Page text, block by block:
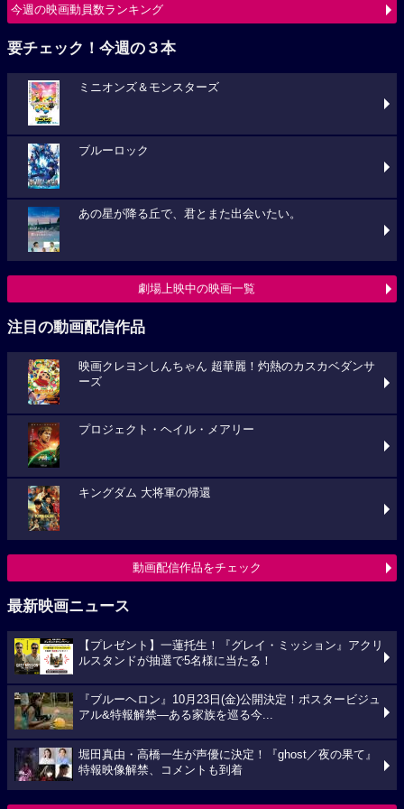
今週の映画動員数ランキング
要チェック！今週の３本
ミニオンズ＆モンスターズ
ブルーロック
あの星が降る丘で、君とまた出会いたい。
劇場上映中の映画一覧
注目の動画配信作品
映画クレヨンしんちゃん 超華麗！灼熱のカスカベダンサ
ーズ
プロジェクト・ヘイル・メアリー
キングダム 大将軍の帰還
動画配信作品をチェック
最新映画ニュース
【プレゼント】一蓮托生！『グレイ・ミッション』アクリ
ルスタンドが抽選で5名様に当たる！
『ブルーヘロン』10月23日(金)公開決定！ポスタービジュ
アル&特報解禁―ある家族を巡る今...
堀田真由・高橋一生が声優に決定！『ghost／夜の果て』
特報映像解禁、コメントも到着